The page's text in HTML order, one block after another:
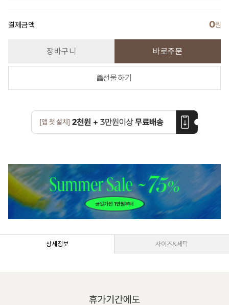
결제금액 0원
장바구니 바로주문
선물하기
상세정보 사이즈&세탁